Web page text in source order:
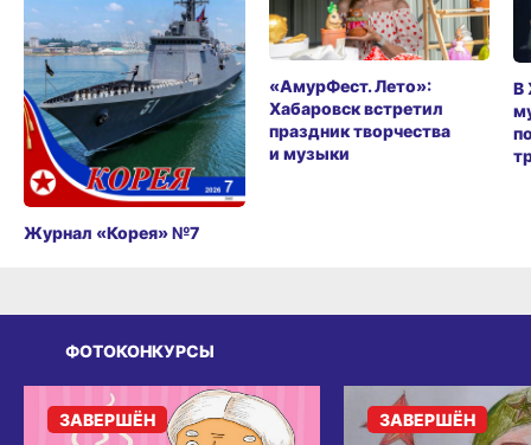
Журнал «Корея» №7
«АмурФест. Лето»:
Хабаровск встретил
праздник творчества
и музыки
В
ФОТОКОНКУРСЫ
ЗАВЕРШЁН ЗАВЕРШЁН